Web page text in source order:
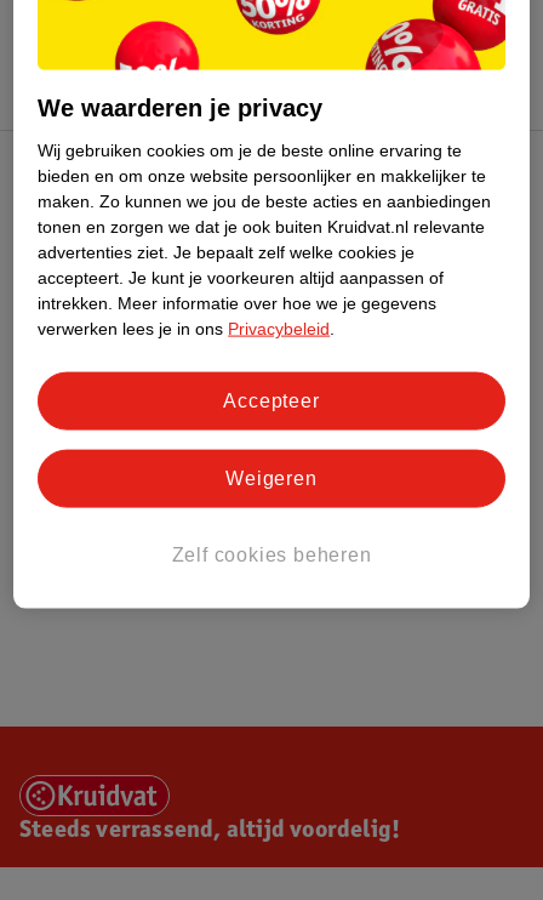
Kruidvat Club
Klantenservice
Over Kruidvat
Steeds verrassend, altijd voordelig!
We waarderen je privacy
Wij gebruiken cookies om je de beste online ervaring te
bieden en om onze website persoonlijker en makkelijker te
maken. Zo kunnen we jou de beste acties en aanbiedingen
tonen en zorgen we dat je ook buiten Kruidvat.nl relevante
advertenties ziet. Je bepaalt zelf welke cookies je
accepteert. Je kunt je voorkeuren altijd aanpassen of
intrekken.
Meer informatie over hoe we je gegevens
verwerken lees je in ons Privacybeleid
Zelf cookies beheren
Weigeren
Accepteer